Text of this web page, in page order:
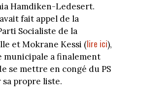
Hamdiken-Ledesert.
fait appel de la
Socialiste de la
et Mokrane Kessi (lire ici),
municipale a finalement
se mettre en congé du PS
propre liste.